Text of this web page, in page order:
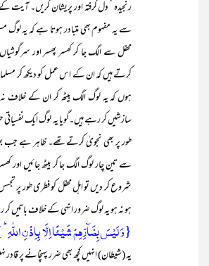
رنجیدہ ‘ دل گرفتہ اور پریشان کریں۔ آیت
سے یہ مفہوم بھی متبادر ہوتا ہے کہ یہ لوگ
محفل سے الگ جا کر کھسر پھسر اور
کرتے ہیں کہ ان کے اس عمل کو دیکھ کر
ہوں کہ یہ لوگ الگ بیٹھ کر ان کے خلاف
سازشیں کر رہے ہیں۔گویا یہ لوگ ایک
طور پر بھی نجویٰ کرتے تھے۔ ظاہر ہے جب
سے تین چار لوگ الگ جا کر بیٹھ جائیں اور
شروع کر دیں تو اہل محفل کو فطری طور پر تجسس
ہو نہ ہو یہ لوگ ضرور انہی کے خلاف باتیں
{وَ لَیۡسَ بِضَآرِّہِمۡ شَیۡئًا اِلَّا بِاِذۡنِ
یہ (شیطان) انہیں کچھ بھی ضرر پہنچانے پر قادر